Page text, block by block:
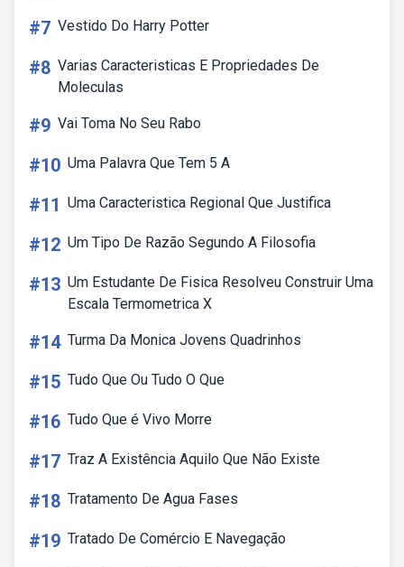
#7 Vestido Do Harry Potter
#8 Varias Caracteristicas E Propriedades De
Moleculas
#9 Vai Toma No Seu Rabo
#10 Uma Palavra Que Tem 5 A
#11 Uma Caracteristica Regional Que Justifica
#12 Um Tipo De Razão Segundo A Filosofia
#13 Um Estudante De Fisica Resolveu Construir Uma
Escala Termometrica X
#14 Turma Da Monica Jovens Quadrinhos
#15 Tudo Que Ou Tudo O Que
#16 Tudo Que é Vivo Morre
#17 Traz A Existência Aquilo Que Não Existe
#18 Tratamento De Agua Fases
#19 Tratado De Comércio E Navegação